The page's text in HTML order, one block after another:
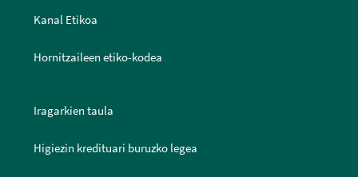
Kanal Etikoa
Hornitzaileen etiko-kodea
Iragarkien taula
Higiezin kredituari buruzko legea